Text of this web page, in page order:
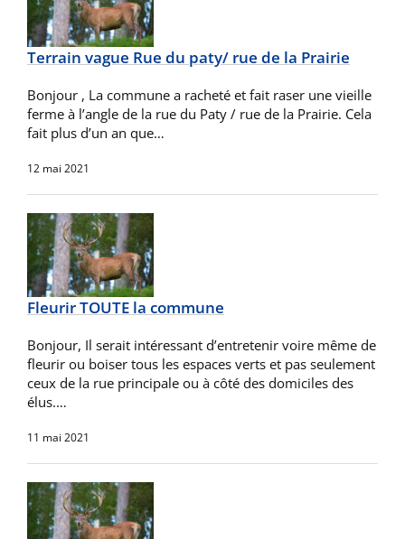
Terrain vague Rue du paty/ rue de la Prairie
Bonjour , La commune a racheté et fait raser une vieille
ferme à l’angle de la rue du Paty / rue de la Prairie. Cela
fait plus d’un an que…
12 mai 2021
Fleurir TOUTE la commune
Bonjour, Il serait intéressant d’entretenir voire même de
fleurir ou boiser tous les espaces verts et pas seulement
ceux de la rue principale ou à côté des domiciles des
élus.…
11 mai 2021